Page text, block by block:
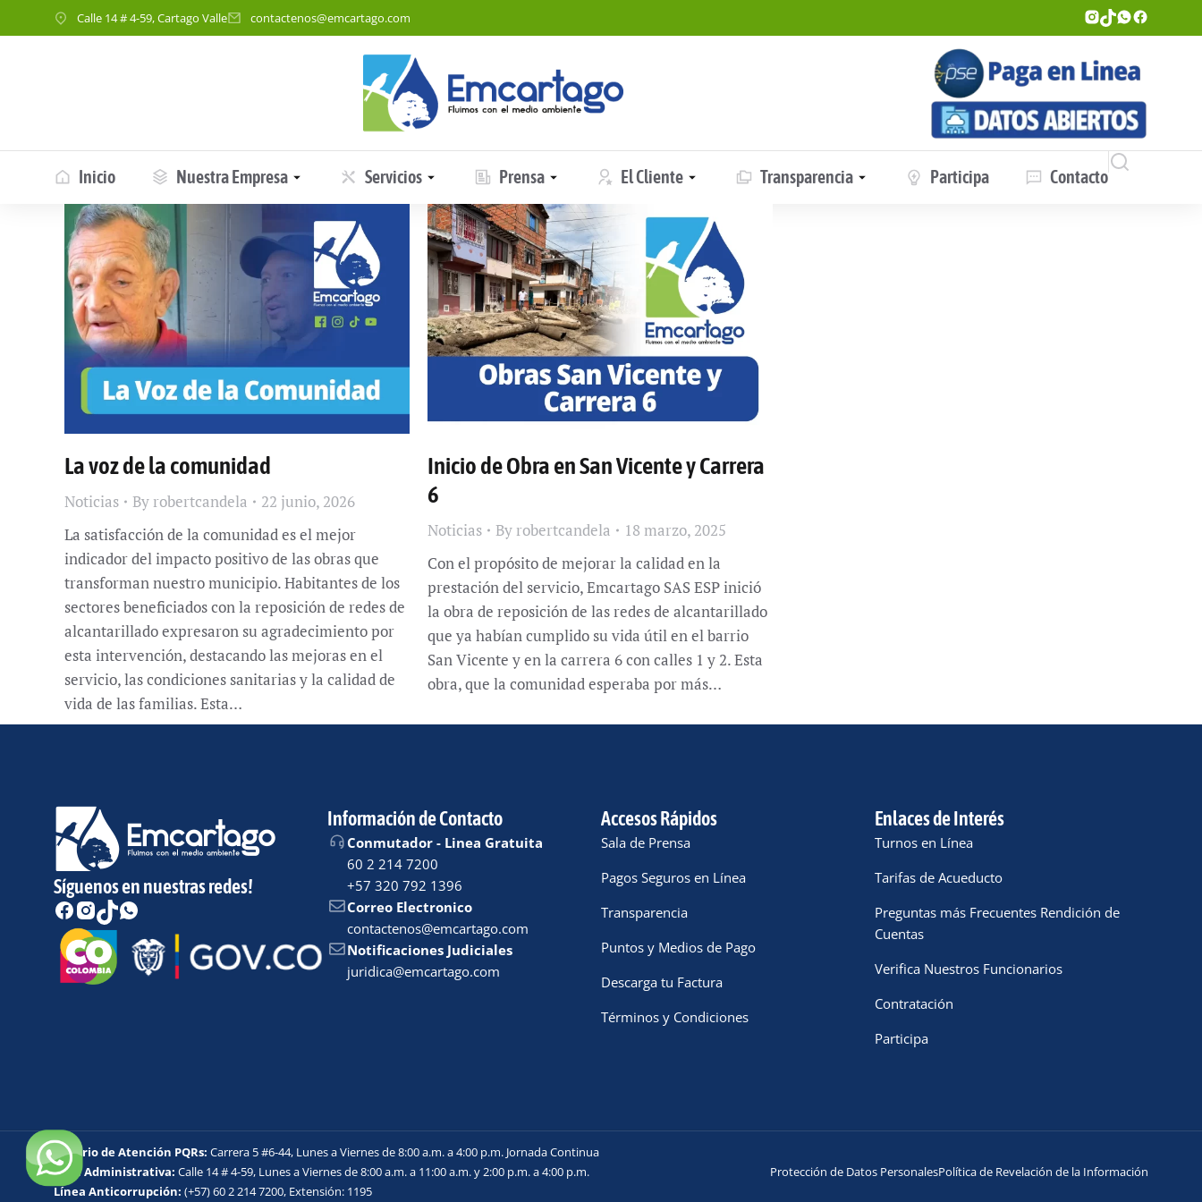
Calle 14 # 4-59, Cartago Valle contactenos@emcartago.com
Inicio Nuestra Empresa Servicios Prensa El Cliente Transparencia Participa Contacto
La voz de la comunidad
Noticias By robertcandela
22 junio, 2026
La satisfacción de la comunidad es el mejor
indicador del impacto positivo de las obras que
transforman nuestro municipio. Habitantes de los
sectores beneficiados con la reposición de redes de
alcantarillado expresaron su agradecimiento por
esta intervención, destacando las mejoras en el
servicio, las condiciones sanitarias y la calidad de
vida de las familias. Esta…
Inicio de Obra en San Vicente y Carrera
6
Noticias By robertcandela
18 marzo, 2025
Con el propósito de mejorar la calidad en la
prestación del servicio, Emcartago SAS ESP inició
la obra de reposición de las redes de alcantarillado
que ya habían cumplido su vida útil en el barrio
San Vicente y en la carrera 6 con calles 1 y 2. Esta
obra, que la comunidad esperaba por más…
Síguenos en nuestras redes!
Información de Contacto
Conmutador - Linea Gratuita
60 2 214 7200
+57 320 792 1396
Correo Electronico
contactenos@emcartago.com
Notificaciones Judiciales
juridica@emcartago.com
Accesos Rápidos
Sala de Prensa
Pagos Seguros en Línea
Transparencia
Puntos y Medios de Pago
Descarga tu Factura
Términos y Condiciones
Enlaces de Interés
Turnos en Línea
Tarifas de Acueducto
Preguntas más Frecuentes Rendición de
Cuentas
Verifica Nuestros Funcionarios
Contratación
Participa
Horario de Atención PQRs: Carrera 5 #6-44, Lunes a Viernes de 8:00 a.m. a 4:00 p.m. Jornada Continua
Sede Administrativa: Calle 14 # 4-59, Lunes a Viernes de 8:00 a.m. a 11:00 a.m. y 2:00 p.m. a 4:00 p.m.
Línea Anticorrupción: (+57) 60 2 214 7200, Extensión: 1195
Protección de Datos PersonalesPolítica de Revelación de la Información